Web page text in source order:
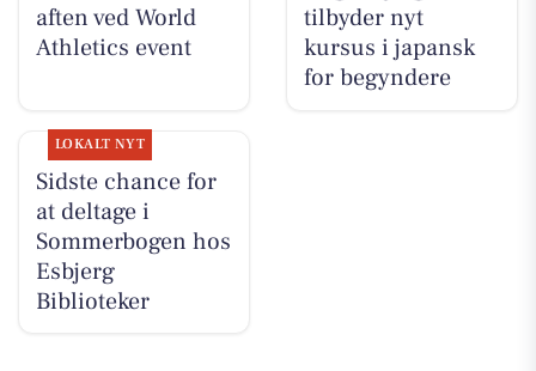
aften ved World
Athletics event
tilbyder nyt
kursus i japansk
for begyndere
LOKALT NYT
Sidste chance for
at deltage i
Sommerbogen hos
Esbjerg
Biblioteker